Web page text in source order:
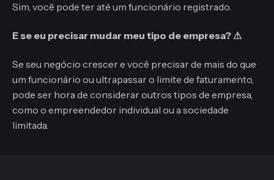
Sim, você pode ter até um funcionário registrado.
E se eu precisar mudar meu tipo de empresa? ⚠
Se seu negócio crescer e você precisar de mais do que
um funcionário ou ultrapassar o limite de faturamento,
pode ser hora de considerar outros tipos de empresa,
como o empreendedor individual ou a sociedade
limitada.